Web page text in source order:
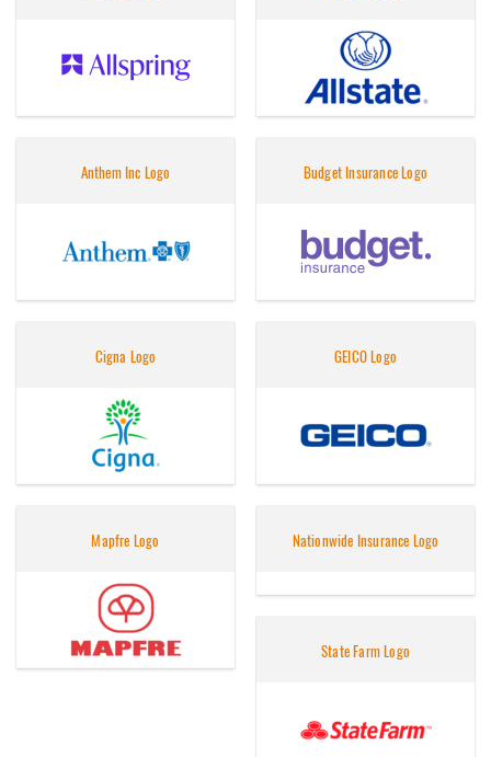
Anthem Inc Logo Budget Insurance Logo
Cigna Logo GEICO Logo
Mapfre Logo Nationwide Insurance Logo
State Farm Logo